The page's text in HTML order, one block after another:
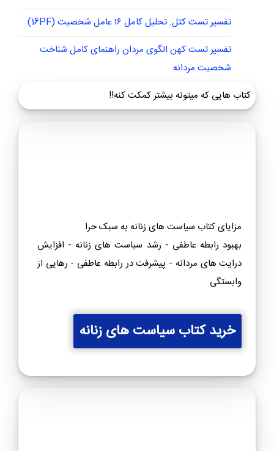
تست تشخیص اوتیسم (GARS-3)
تست ۵ زبان عشق (دکتر چاپمن)
تست روانشناسی رنگ ها
تست MMPI برای ازدواج: راهنمای جامع شناخت همسر
آینده + تفسیر
تفسیر تست کهن الگوی مردان راهنمای کامل شناخت
شخصیت مردانه
کتاب هایی که میتونه بیشتر کمکت کنه!!